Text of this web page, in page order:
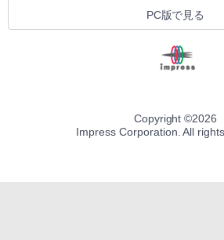
PC版で見る
Copyright ©2026
Impress Corporation. All